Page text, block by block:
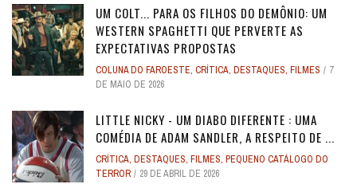
UM COLT... PARA OS FILHOS DO DEMÔNIO: UM
WESTERN SPAGHETTI QUE PERVERTE AS
EXPECTATIVAS PROPOSTAS
COLUNA DO FAROESTE, CRÍTICA, DESTAQUES, FILMES
7
DE MAIO DE 2026
LITTLE NICKY - UM DIABO DIFERENTE : UMA
COMÉDIA DE ADAM SANDLER, A RESPEITO DE ...
CRÍTICA, DESTAQUES, FILMES, PEQUENO CATÁLOGO DO
TERROR
29 DE ABRIL DE 2026